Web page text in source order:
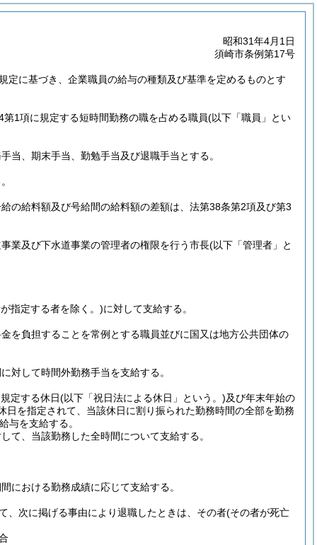
昭和31年4月1日
須崎市条例第17号
定に基づき、企業職員の給与の種類及び基準を定めるものとす
第1項に規定する短時間勤務の職を占める職員(以下「職員」とい
当、期末手当、勤勉手当及び退職手当とする。
の給料額及び号給間の給料額の差額は、法第38条第2項及び第3
業及び下水道事業の管理者の権限を行う市長(以下「管理者」と
指定する者を除く。)に対して支給する。
を負担することを常例とする職員並びに国又は地方公共団体の
対して時間外勤務手当を支給する。
定する休日(以下「祝日法による休日」という。)及び年末年始の
日を指定されて、当該休日に割り振られた勤務時間の全部を勤務
与を支給する。
て、当該勤務した全時間について支給する。
における勤務成績に応じて支給する。
、次に掲げる事由により退職したときは、その者(その者が死亡